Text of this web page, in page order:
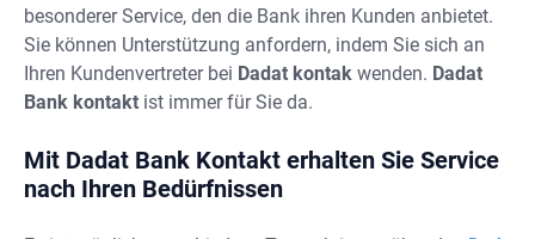
besonderer Service, den die Bank ihren Kunden anbietet.
Sie können Unterstützung anfordern, indem Sie sich an
Ihren Kundenvertreter bei Dadat kontak wenden. Dadat
Bank kontakt ist immer für Sie da.
Mit Dadat Bank Kontakt erhalten Sie Service
nach Ihren Bedürfnissen